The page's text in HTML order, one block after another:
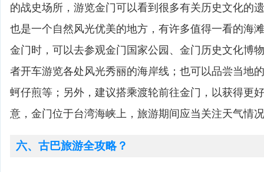
的战史场所，游览金门可以看到很多有关历史文化的
也是一个自然风光优美的地方，有许多值得一看的海
金门时，可以去参观金门国家公园、金门历史文化博
者开车游览各处风光秀丽的海岸线；也可以品尝当地
蚵仔煎等；另外，建议搭乘渡轮前往金门，以获得更
意，金门位于台湾海峡上，旅游期间应当关注天气情
六、古巴旅游全攻略？